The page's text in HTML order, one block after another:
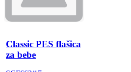
Classic PES flašica
za bebe